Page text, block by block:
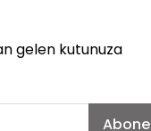
gelen kutunuza
Abone